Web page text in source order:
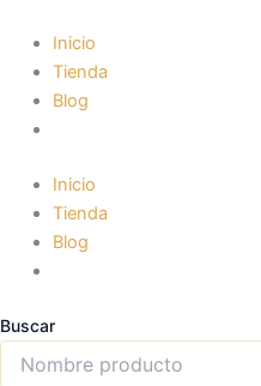
contenido
Inicio
Tienda
Blog
Inicio
Tienda
Blog
Buscar